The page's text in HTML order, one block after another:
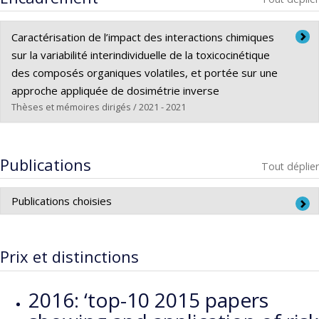
Caractérisation de l’impact des interactions chimiques
sur la variabilité interindividuelle de la toxicocinétique
des composés organiques volatiles, et portée sur une
approche appliquée de dosimétrie inverse
Thèses et mémoires dirigés / 2021 - 2021
Cycle :
Doctorat
Diplôme obtenu :Ph. D.
Lien vers le document dans Papyrus
Publications Tout déplier
Publications choisies
the human kinetic adjustment factor for the health risk
assessment of environmental contaminants. J Appl
Bourgault MH, Gagné M, et Valcke M. (2014). Lung
Prix et distinctions
2016: ‘top-10 2015 papers